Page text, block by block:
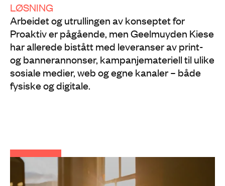
LØSNING
Arbeidet og utrullingen av konseptet for
Proaktiv er pågående, men Geelmuyden Kiese
har allerede bistått med leveranser av print-
og bannerannonser, kampanjemateriell til ulike
sosiale medier, web og egne kanaler – både
fysiske og digitale.